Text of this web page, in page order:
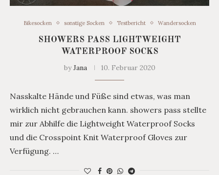
Bikesocken sonstige Socken Testbericht Wandersocken
SHOWERS PASS LIGHTWEIGHT
WATERPROOF SOCKS
byJana 10. Februar 2020
Nasskalte Hände und Füße sind etwas, was man
wirklich nicht gebrauchen kann. showers pass stellte
mir zur Abhilfe die Lightweight Waterproof Socks
und die Crosspoint Knit Waterproof Gloves zur
Verfügung. …